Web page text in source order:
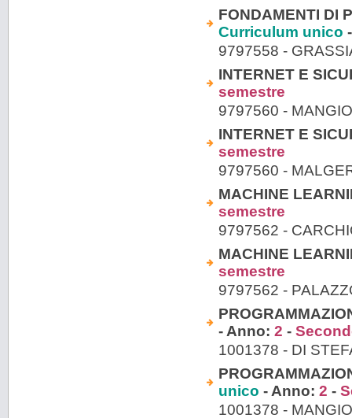
FONDAMENTI DI
Curriculum unico
9797558 -
INTERNET E
semestre
9797560 -
INTERNET E
semestre
9797560 -
MACHINE
semestre
9797562 -
MACHINE
semestre
9797562 -
- Anno: 2 -
1001378 - DI
unico - Anno: 2 -
1001378 -